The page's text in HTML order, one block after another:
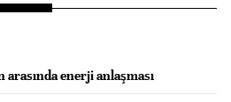
enerji anlaşması